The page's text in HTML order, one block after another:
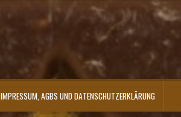
IMPRESSUM, AGBS UND DATENSCHUTZERKLÄRUNG